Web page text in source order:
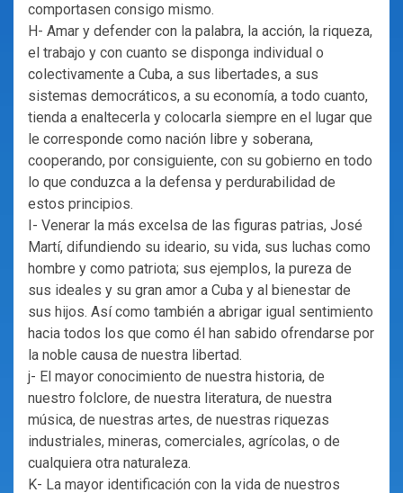
comportasen consigo mismo.
H- Amar y defender con la palabra, la acción, la riqueza,
el trabajo y con cuanto se disponga individual o
colectivamente a Cuba, a sus libertades, a sus
sistemas democráticos, a su economía, a todo cuanto,
tienda a enaltecerla y colocarla siempre en el lugar que
le corresponde como nación libre y soberana,
cooperando, por consiguiente, con su gobierno en todo
lo que conduzca a la defensa y perdurabilidad de
estos principios.
I- Venerar la más excelsa de las figuras patrias, José
Martí, difundiendo su ideario, su vida, sus luchas como
hombre y como patriota; sus ejemplos, la pureza de
sus ideales y su gran amor a Cuba y al bienestar de
sus hijos. Así como también a abrigar igual sentimiento
hacia todos los que como él han sabido ofrendarse por
la noble causa de nuestra libertad.
j- El mayor conocimiento de nuestra historia, de
nuestro folclore, de nuestra literatura, de nuestra
música, de nuestras artes, de nuestras riquezas
industriales, mineras, comerciales, agrícolas, o de
cualquiera otra naturaleza.
K- La mayor identificación con la vida de nuestros